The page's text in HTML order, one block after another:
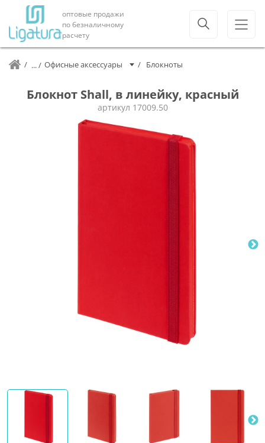
оптовые продажи
по безналичному
расчету
Офисные аксессуары Блокноты
Блокнот Shall, в линейку, красный
артикул 17009.50